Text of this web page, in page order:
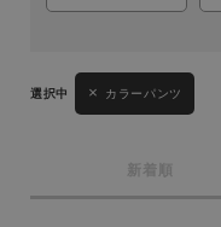
カラーパンツ
新着順